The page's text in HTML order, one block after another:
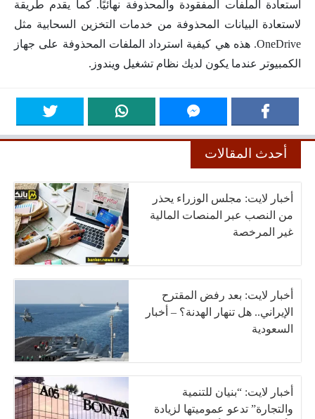
استعادة الملفات المفقودة والمحذوفة نهائيًا. كما يقدم طريقة
لاستعادة البيانات المحذوفة من خدمات التخزين السحابية مثل
OneDrive. هذه هي كيفية استرداد الملفات المحذوفة على جهاز
الكمبيوتر عندما يكون لديك نظام تشغيل ويندوز.
أحدث المقالات
أخبار لايت: مجلس الوزراء يحذر
من النصب عبر المنصات المالية
غير المرخصة
أخبار لايت: بعد رفض المقترح
الإيراني.. هل تنهار الهدنة؟ – أخبار
السعودية
أخبار لايت: “بنيان للتنمية
والتجارة” تدعو عموميتها لزيادة